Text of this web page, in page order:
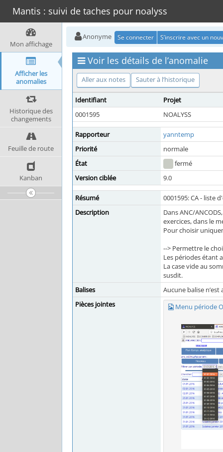
Mantis : suivi de taches pour noalyss
Mon affichage
Afficher les
anomalies
Historique des
changements
Feuille de route
Kanban
Anonyme Se connecter S’inscrire avec un
Voir les détails de l’anomalie
Aller aux notes Sauter à l’historique
Identifiant Projet
0001595
NOALYSS
Rapporteur yanntemp
Priorité
normale
État
fermé
Version ciblée
9.0
Résumé
0001595: CA - liste
Description
Dans ANC/
exercices, dans le
Pour choisir
--> Permettre le
Les périodes étant
La case vide au
susdit.
Balises
Aucune balise n’est
Pièces jointes
Menu période